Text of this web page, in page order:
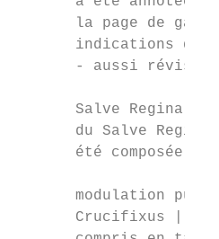
la page de
indications
- aussi révisé
Salve Regina |
du Salve
été composée
modulation
Crucifixus |